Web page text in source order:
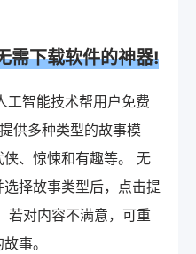
需下载软件的神器!
工智能技术帮用户免费
供多种类型的故事模
、惊悚和有趣等。 无
择故事类型后，点击提
若对内容不满意，可重
事。